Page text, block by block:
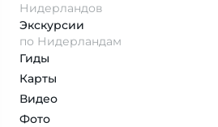
Нидерландов
Экскурсии
по Нидерландам
Гиды
Карты
Видео
Фото